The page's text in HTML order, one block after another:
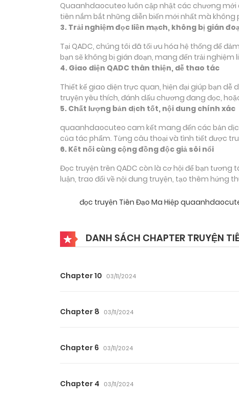
Quaanhdaocuteo luôn cập nhật các chương mới
tiên nắm bắt những diễn biến mới nhất mà không
3. Trải nghiệm đọc liền mạch, không bị gián
Tại QADC, chúng tôi đã tối ưu hóa hệ thống để
bạn sẽ không bị gián đoạn, mang đến trải nghiệm
4. Giao diện QADC thân thiện, dễ thao tác
Thiết kế giao diện trực quan, hiện đại giúp bạn
truyện yêu thích, đánh dấu chương đang đọc,
5. Chất lượng bản dịch tốt, nội dung chính xác
quaanhdaocuteo cam kết mang đến các bản
của tác phẩm. Từng câu thoại và tình tiết được
6. Kết nối cùng cộng đồng độc giả sôi nổi
Đọc truyện trên QADC còn là cơ hội để bạn
luận, trao đổi về nội dung truyện, tạo thêm hứng
đọc truyện Tiên Đạo Ma Hiệp
DANH SÁCH CHAPTER TRUYỆN
Chapter 10 03/11/2024
Chapter 8 03/11/2024
Chapter 6 03/11/2024
Chapter 4 03/11/2024